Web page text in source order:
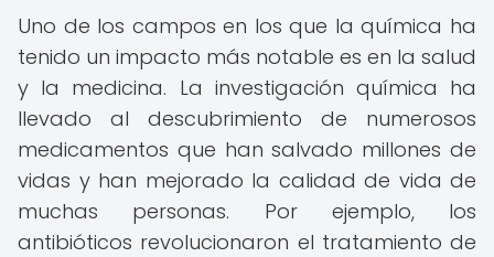
Uno de los campos en los que la química ha
tenido un impacto más notable es en la salud
y la medicina. La investigación química ha
llevado al descubrimiento de numerosos
medicamentos que han salvado millones de
vidas y han mejorado la calidad de vida de
muchas personas. Por ejemplo, los
antibióticos revolucionaron el tratamiento de